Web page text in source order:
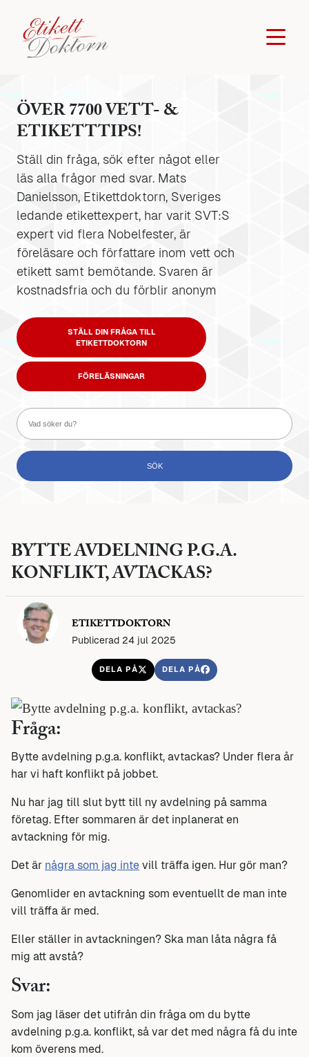
ÖVER 7700 VETT- &
ETIKETTTIPS!
Ställ din fråga, sök efter något eller
läs alla frågor med svar. Mats
Danielsson, Etikettdoktorn, Sveriges
ledande etikettexpert, har varit SVT:S
expert vid flera Nobelfester, är
föreläsare och författare inom vett och
etikett samt bemötande. Svaren är
kostnadsfria och du förblir anonym
STÄLL DIN FRÅGA TILL
ETIKETTDOKTORN
FÖRELÄSNINGAR
BYTTE AVDELNING P.G.A.
KONFLIKT, AVTACKAS?
ETIKETTDOKTORN
Publicerad 24 jul 2025
DELA PÅ DELA PÅ
Fråga:
Bytte avdelning p.g.a. konflikt, avtackas? Under flera år
har vi haft konflikt på jobbet.
Nu har jag till slut bytt till ny avdelning på samma
företag. Efter sommaren är det inplanerat en
avtackning för mig.
Det är några som jag inte vill träffa igen. Hur gör man?
Genomlider en avtackning som eventuellt de man inte
vill träffa är med.
Eller ställer in avtackningen? Ska man låta några få
mig att avstå?
Svar:
Som jag läser det utifrån din fråga om du bytte
avdelning p.g.a. konflikt, så var det med några få du inte
kom överens med.